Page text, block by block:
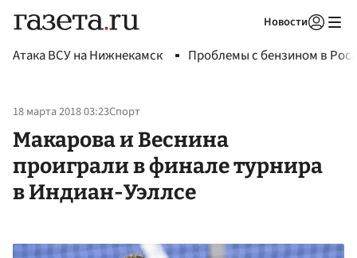
Новости
Атака ВСУ на Нижнекамск Проблемы с бензином в
18 марта 2018 03:23Спорт
Макарова и Веснина
проиграли в финале турнира
в Индиан-Уэллсе